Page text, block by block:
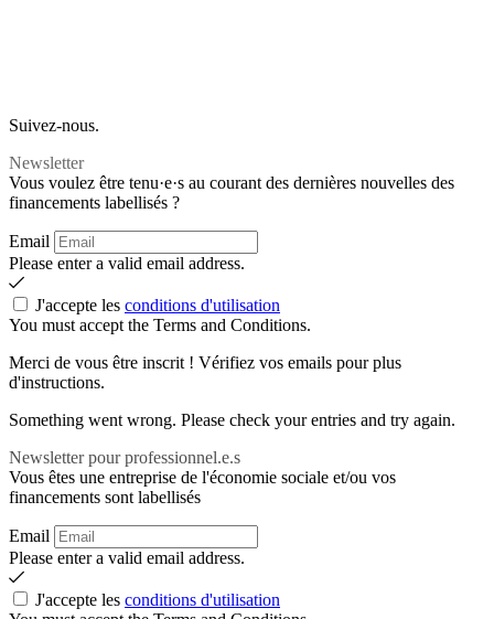
Suivez-nous.
Newsletter
Vous voulez être tenu·e·s au courant des dernières nouvelles des
financements labellisés ?
Email
Please enter a valid email address.
J'accepte les conditions d'utilisation
You must accept the Terms and Conditions.
Merci de vous être inscrit ! Vérifiez vos emails pour plus
d'instructions.
Something went wrong. Please check your entries and try again.
Newsletter pour professionnel.e.s
Vous êtes une entreprise de l'économie sociale et/ou vos
financements sont labellisés
Email
Please enter a valid email address.
J'accepte les conditions d'utilisation